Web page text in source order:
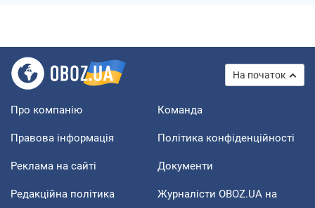
На початок
Про компанію Команда
Правова інформація Політика конфіденційності
Реклама на сайті Документи
Редакційна політика
Журналісти OBOZ.UA на